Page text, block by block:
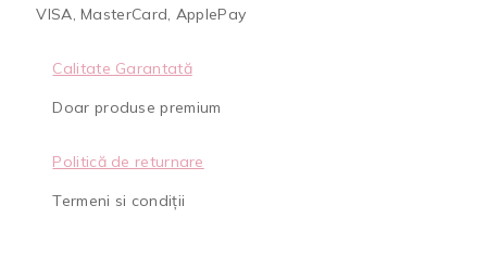
VISA, MasterCard, ApplePay
Calitate Garantată
Doar produse premium
Politică de returnare
Termeni si condiții